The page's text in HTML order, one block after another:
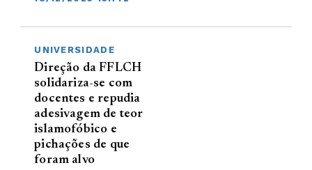
UNIVERSIDADE
Direção da FFLCH
solidariza-se com
docentes e repudia
adesivagem de teor
islamofóbico e
pichações de que
foram alvo